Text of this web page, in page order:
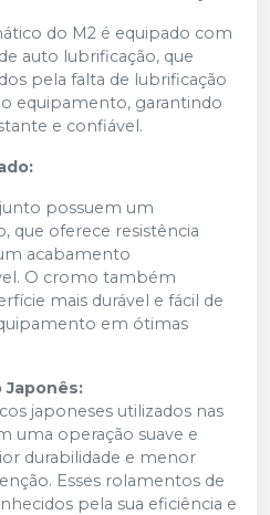
do M2 é equipado com
auto lubrificação, que
pela falta de lubrificação
equipamento, garantindo
e confiável.
possuem um
que oferece resistência
acabamento
O cromo também
mais durável e fácil de
em ótimas
Japonês:
japoneses utilizados nas
uma operação suave e
durabilidade e menor
Esses rolamentos de
pela sua eficiência e